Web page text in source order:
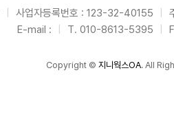
사업자등록번호 : 123-32-40155
E-mail :
T. 010-8613-5395
Copyright © 지니웍스OA. All